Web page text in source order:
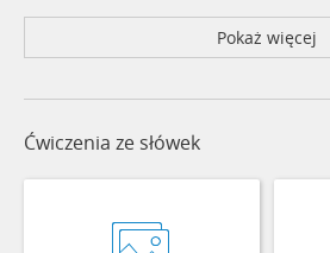
Pokaż więcej
Ćwiczenia ze słówek